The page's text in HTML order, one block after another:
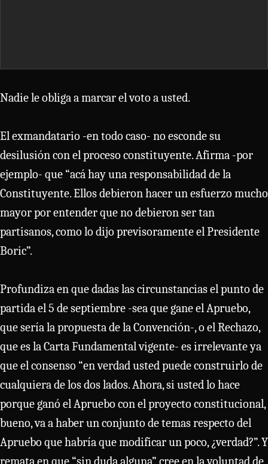
Nadie le obliga a marcar el voto a usted.
El exmandatario -en todo caso- no esconde su
desilusión con el proceso constituyente. Afirma -por
ejemplo- que “acá hay una responsabilidad de la
Constituyente. Ellos debieron hacer un esfuerzo mucho
mayor por entender que no debieron ser tan
partisanos, como lo dijo previsoramente el Presidente
Boric”.
Profundiza en que dadas las circunstancias el punto de
partida el 5 de septiembre -sea que gane el Apruebo,
que sería la propuesta de la Convención-, o el Rechazo,
que es la Carta Fundamental vigente- es irrelevante ya
que el consenso “en verdad usted puede construirlo de
cualquiera de los dos lados. Ahora, si usted lo hace
porque ganó el Apruebo con el proyecto constitucional,
bueno, va a haber un conjunto de temas respecto del
Apruebo que habría que modificar un poco, ¿verdad?”. Y
remata en que “sin duda alguna” cree en la voluntad de